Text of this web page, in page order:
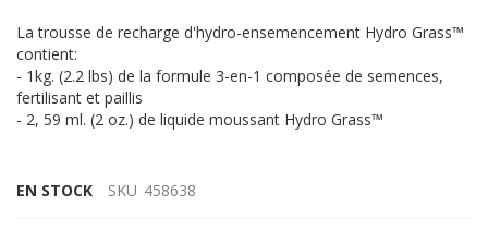
La trousse de recharge d'hydro-ensemencement Hydro Grass™
contient:
- 1kg. (2.2 lbs) de la formule 3-en-1 composée de semences,
fertilisant et paillis
- 2, 59 ml. (2 oz.) de liquide moussant Hydro Grass™
EN STOCK
SKU 458638